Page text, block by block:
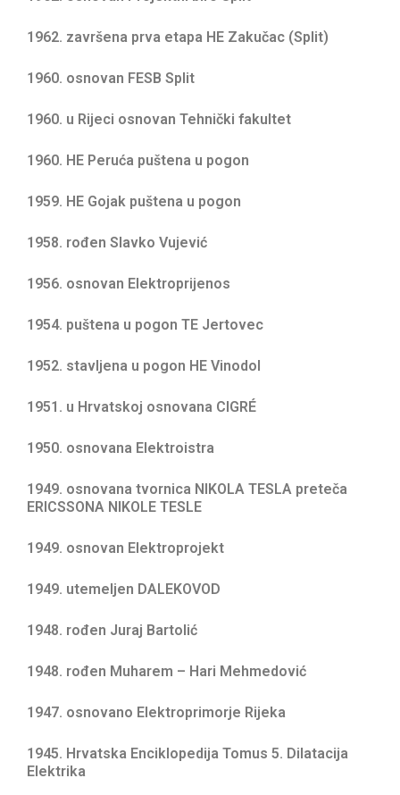
1962. završena prva etapa HE Zakučac (Split)
1960. osnovan FESB Split
1960. u Rijeci osnovan Tehnički fakultet
1960. HE Peruća puštena u pogon
1959. HE Gojak puštena u pogon
1958. rođen Slavko Vujević
1956. osnovan Elektroprijenos
1954. puštena u pogon TE Jertovec
1952. stavljena u pogon HE Vinodol
1951. u Hrvatskoj osnovana CIGRÉ
1950. osnovana Elektroistra
1949. osnovana tvornica NIKOLA TESLA preteča
ERICSSONA NIKOLE TESLE
1949. osnovan Elektroprojekt
1949. utemeljen DALEKOVOD
1948. rođen Juraj Bartolić
1948. rođen Muharem – Hari Mehmedović
1947. osnovano Elektroprimorje Rijeka
1945. Hrvatska Enciklopedija Tomus 5. Dilatacija
Elektrika